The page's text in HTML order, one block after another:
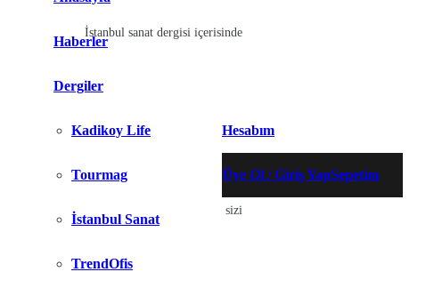
İstanbul sanat dergisi içerisinde
birbirinden farklı ilgi çekici konular sizi
Haberler
Dergiler
Kadikoy Life
Tourmag
İstanbul Sanat
TrendOfis
Hesabım
Üye Ol / Giriş YapSepetim
Ürün
KADIKÖY LIFE – 30